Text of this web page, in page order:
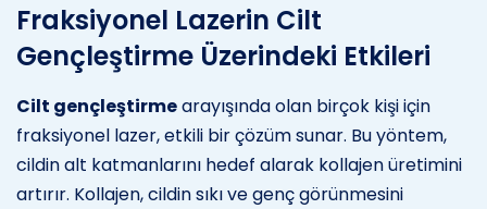
Fraksiyonel Lazerin Cilt
Gençleştirme Üzerindeki Etkileri
Cilt gençleştirmearayışında olan birçok kişi için
fraksiyonel lazer, etkili bir çözüm sunar. Bu yöntem,
cildin alt katmanlarını hedef alarak kollajen üretimini
artırır. Kollajen, cildin sıkı ve genç görünmesini